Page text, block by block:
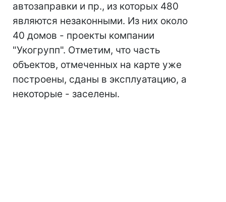
автозаправки и пр., из которых 480
являются незаконными. Из них около
40 домов - проекты компании
"Укогрупп". Отметим, что часть
объектов, отмеченных на карте уже
построены, сданы в эксплуатацию, а
некоторые - заселены.